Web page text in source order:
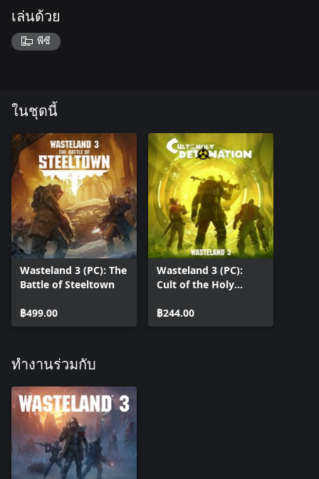
powerful new weapons and armor. Your squad of Rangers will be
tested like never before in objective-based encounters that put a
creative spin on the already deeply tactical turn-based combat.
เล่นด้วย
พีซี
ในชุดนี้
Wasteland 3 (PC): The
Battle of Steeltown
฿499.00
Wasteland 3 (PC):
Cult of the Holy
฿244.00
ทำงานร่วมกับ